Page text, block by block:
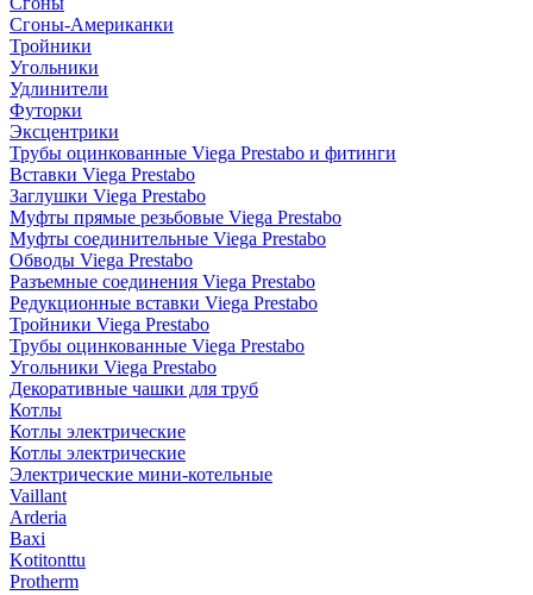
Сгоны-Американки
Тройники
Угольники
Удлинители
Футорки
Эксцентрики
Трубы оцинкованные Viega Prestabo и фитинги
Вставки Viega Prestabo
Заглушки Viega Prestabo
Муфты прямые резьбовые Viega Prestabo
Муфты соединительные Viega Prestabo
Обводы Viega Prestabo
Разъемные соединения Viega Prestabo
Редукционные вставки Viega Prestabo
Тройники Viega Prestabo
Трубы оцинкованные Viega Prestabo
Угольники Viega Prestabo
Декоративные чашки для труб
Котлы
Котлы электрические
Котлы электрические
Электрические мини-котельные
Vaillant
Arderia
Baxi
Kotitonttu
Protherm